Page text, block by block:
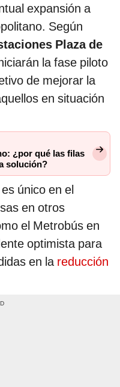
expansión a
Según
Plaza de
la fase piloto
de mejorar la
en situación
¿por qué las filas
solución?
único en el
en otros
el Metrobús en
optimista para
en la reducción